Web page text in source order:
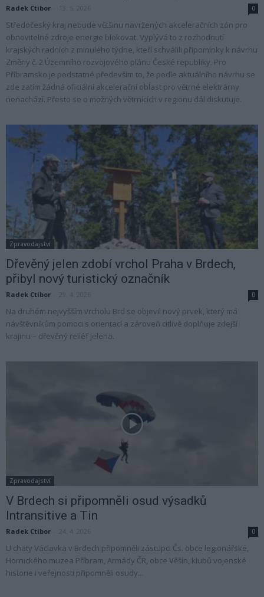
Radek Ctibor 0
Středočeský kraj nebude většinu navržených akceleračních zón pro
obnovitelné zdroje energie blokovat. Vyplývá to z rozhodnutí
krajských radních z minulého týdne, kteří schválili připomínky k návrhu
Změny č. 2 Územního rozvojového plánu České republiky. Pro
Příbramsko je podstatné především to, že podle aktuálního návrhu se
zde zatím žádná oficiální akcelerační oblast pro větrné elektrárny
nenachází. Přesto se o možných větrnících v regionu dál diskutuje.
Zpravodajství
Dřevěný jelen zdobí vrchol Praha v Brdech,
přibyl nový turistický označník
Radek Ctibor 0
Na druhém nejvyšším vrcholu Brd se objevil nový prvek, který má
návštěvníkům pomoci s orientací a zároveň citlivě doplňuje zdejší
krajinu – dřevěný reliéf jelena.
Zpravodajství
V Brdech si připomněli osud výsadků
Intransitive a Tin
Radek Ctibor 0
U chaty Václavka v Brdech připomněli zástupci Čs. obce legionářské,
Hornického muzea Příbram, Armády ČR, obce Věšín, klubů vojenské
historie i veřejnosti připomněli osudy...